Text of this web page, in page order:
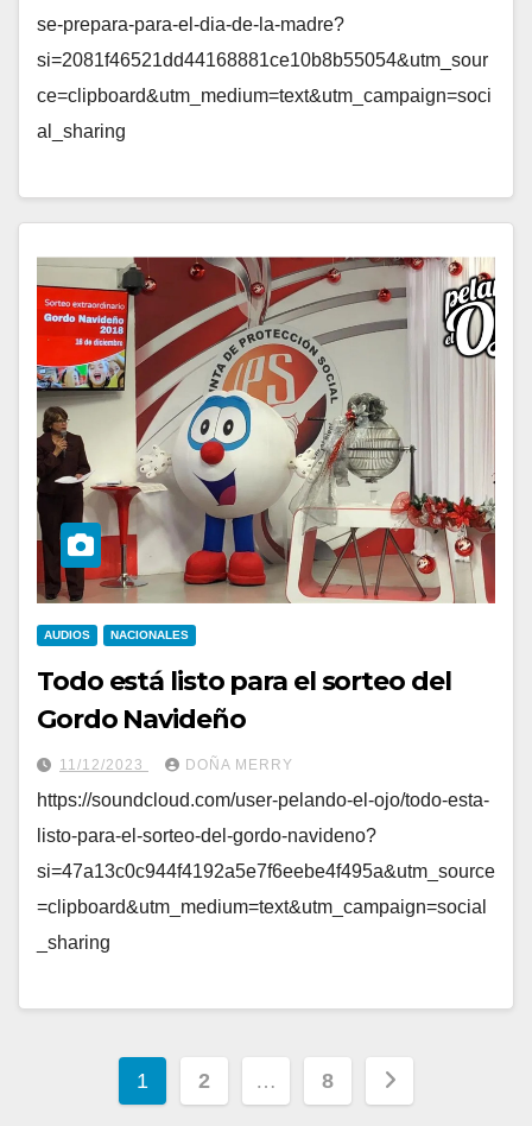
se-prepara-para-el-dia-de-la-madre?
si=2081f46521dd44168881ce10b8b55054&utm_sour
ce=clipboard&utm_medium=text&utm_campaign=soci
al_sharing
AUDIOS NACIONALES
Todo está listo para el sorteo del
Gordo Navideño
11/12/2023 DOÑA MERRY
https://soundcloud.com/user-pelando-el-ojo/todo-esta-
listo-para-el-sorteo-del-gordo-navideno?
si=47a13c0c944f4192a5e7f6eebe4f495a&utm_source
=clipboard&utm_medium=text&utm_campaign=social
_sharing
Navegación
1 2 … 8